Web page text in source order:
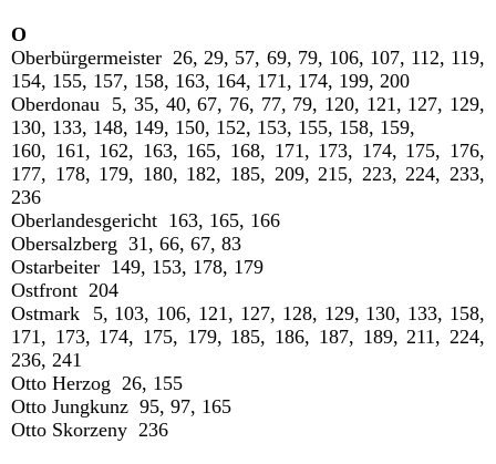
O
Oberbürgermeister 26, 29, 57, 69, 79, 106, 107, 112, 119,
154, 155, 157, 158, 163, 164, 171, 174, 199, 200
Oberdonau 5, 35, 40, 67, 76, 77, 79, 120, 121, 127, 129,
130, 133, 148, 149, 150, 152, 153, 155, 158, 159,
160, 161, 162, 163, 165, 168, 171, 173, 174, 175, 176,
177, 178, 179, 180, 182, 185, 209, 215, 223, 224, 233,
236
Oberlandesgericht 163, 165, 166
Obersalzberg 31, 66, 67, 83
Ostarbeiter 149, 153, 178, 179
Ostfront 204
Ostmark 5, 103, 106, 121, 127, 128, 129, 130, 133, 158,
171, 173, 174, 175, 179, 185, 186, 187, 189, 211, 224,
236, 241
Otto Herzog 26, 155
Otto Jungkunz 95, 97, 165
Otto Skorzeny 236